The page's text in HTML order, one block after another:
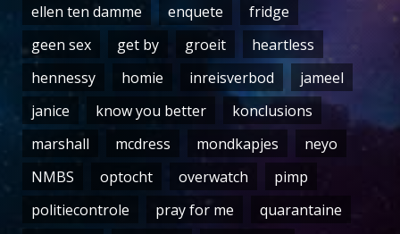
ellen ten damme
enquete
fridge
geen sex
get by groeit
heartless
hennessy
homie inreisverbod
jameel
janice
know you better
konclusions
marshall
mcdress mondkapjes
neyo
NMBS
optocht overwatch
pimp
politiecontrole
pray for me
quarantaine